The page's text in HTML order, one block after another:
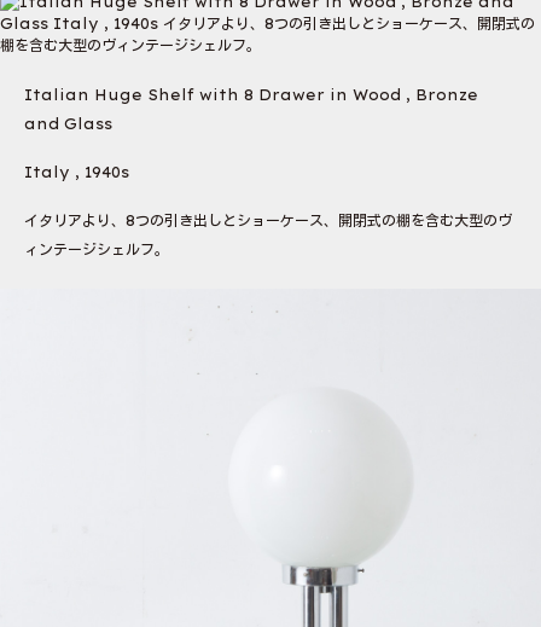
Italian Huge Shelf with 8 Drawer in Wood , Bronze
and Glass
Italy , 1940s
イタリアより、8つの引き出しとショーケース、開閉式の棚を含む大型のヴ
ィンテージシェルフ。